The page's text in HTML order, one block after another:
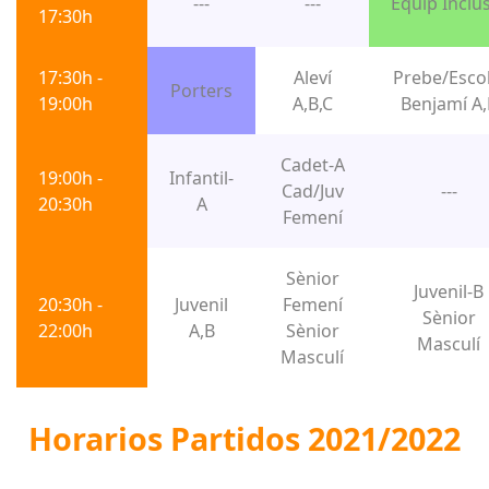
17:30h
17:30h -
19:00h
Porters
Aleví
A,B,C
Prebe/
Benjamí
19:00h -
20:30h
Infantil-
A
Cadet-A
Cad/Juv
Femení
---
20:30h -
22:00h
Juvenil
A,B
Sènior
Femení
Sènior
Masculí
Juvenil-B
Sènior
Masculí
Horarios Partidos 2021/2022